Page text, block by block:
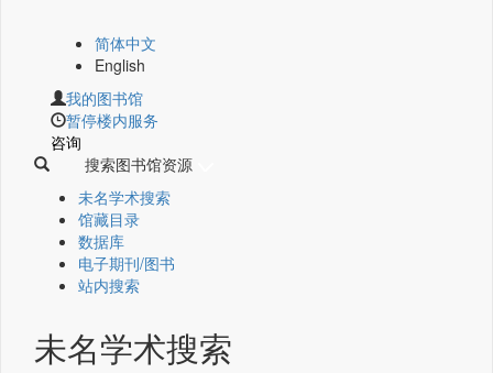
简体中文
English
我的图书馆
暂停楼内服务
咨询
搜索图书馆资源
未名学术搜索
馆藏目录
数据库
电子期刊/图书
站内搜索
未名学术搜索